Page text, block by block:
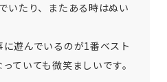
いたり、またある時はぬい
遊んでいるのが1番ベスト
ていても微笑ましいです。